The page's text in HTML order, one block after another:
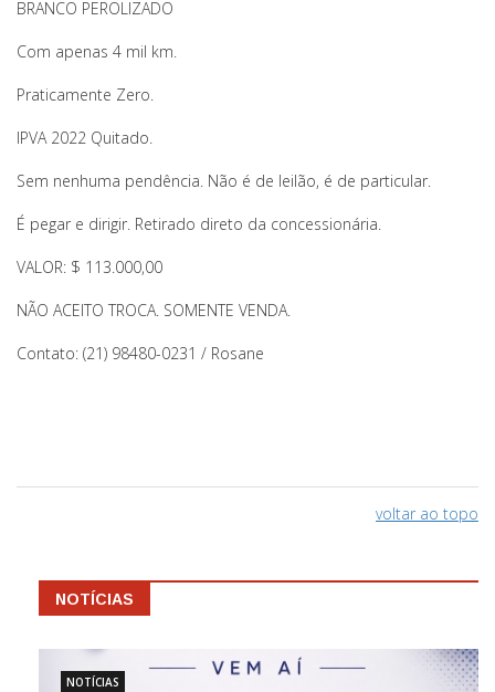
BRANCO PEROLIZADO
Com apenas 4 mil km.
Praticamente Zero.
IPVA 2022 Quitado.
Sem nenhuma pendência. Não é de leilão, é de particular.
É pegar e dirigir. Retirado direto da concessionária.
VALOR: $ 113.000,00
NÃO ACEITO TROCA. SOMENTE VENDA.
Contato: (21) 98480-0231 / Rosane
voltar ao topo
NOTÍCIAS
NOTÍCIAS